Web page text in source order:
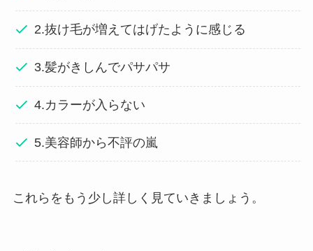
2.抜け毛が増えてはげたように感じる
3.髪がきしんでパサパサ
4.カラーが入らない
5.美容師から不評の嵐
これらをもう少し詳しく見ていきましょう。